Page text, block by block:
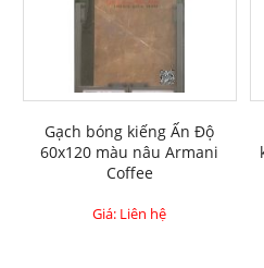
Gạch bóng kiếng Ấn Độ
60x120 màu nâu Armani
Coffee
Giá: Liên hệ